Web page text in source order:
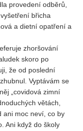
provedení odběrů,
břicha
a dietní opatření a
zhoršování
skoro po
že od poslední
Vyptávám se
„covidová zimní
větách,
ani moc neví, co by
Ani když do školy